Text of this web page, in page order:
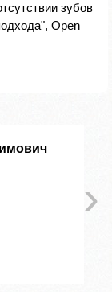
зубов
Open
›